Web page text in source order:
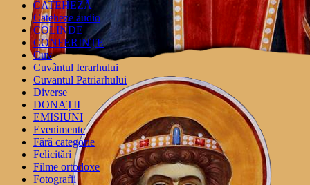
CATEHEZĂ
Cateheze audio
COLINDE
CONFERINȚE
Cuv
Cuvântul Ierarhului
Cuvantul Patriarhului
Diverse
DONAȚII
EMISIUNI
Evenimente
Fără categorie
Felicitări
Filme ortodoxe
Fotografii